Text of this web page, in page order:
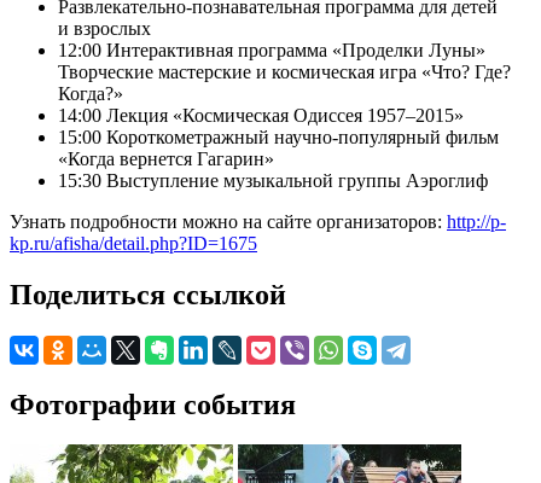
Развлекательно-познавательная программа для детей
и взрослых
12:00 Интерактивная программа «Проделки Луны»
Творческие мастерские и космическая игра «Что? Где?
Когда?»
14:00 Лекция «Космическая Одиссея 1957–2015»
15:00 Короткометражный научно-популярный фильм
«Когда вернется Гагарин»
15:30 Выступление музыкальной группы Аэроглиф
Узнать подробности можно на сайте организаторов: http://p-
kp.ru/afisha/detail.php?ID=1675
Поделиться ссылкой
Фотографии события